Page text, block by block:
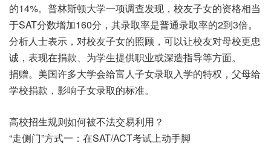
的14%。普林斯顿大学一项调查发现，校友子女的资格相当
于SAT分数增加160分，其录取率是普通录取率的2到3倍。
分析人士表示，对校友子女的照顾，可以让校友对母校更忠
诚，表现在捐款、为学生提供职业或深造指导等方面。
捐赠。美国许多大学会给富人子女录取入学的特权，父母给
学校捐款，影响子女录取的标准。
高校招生规则如何被不法交易利用？
“走侧门”方式一：在SAT/ACT考试上动手脚